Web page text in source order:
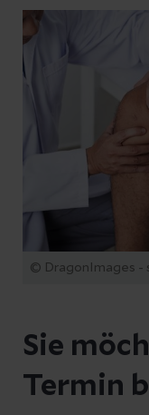
© DragonImages -
Sie
Termin